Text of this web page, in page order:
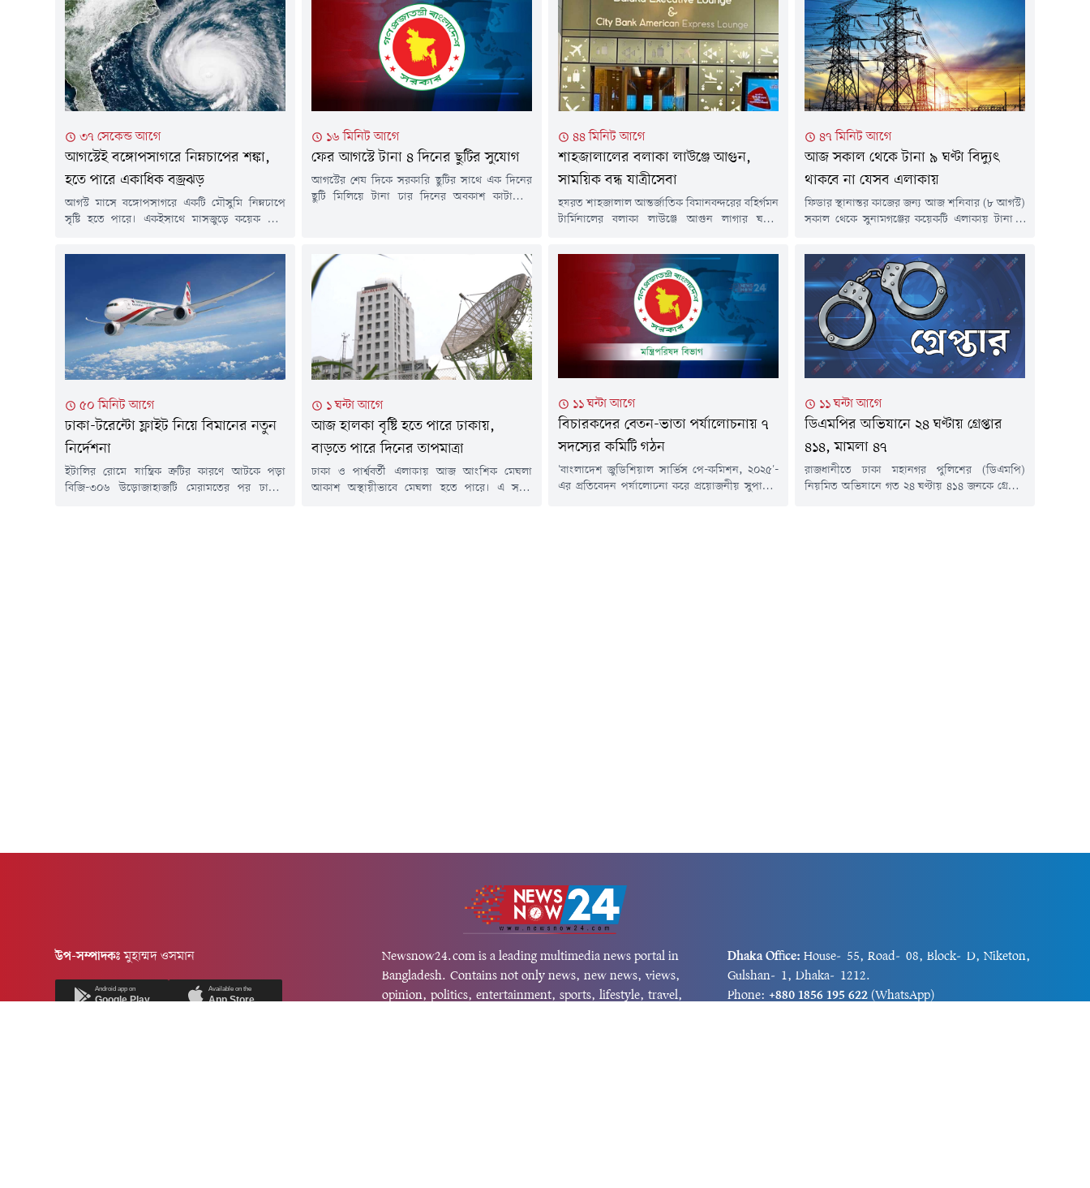
৩৭ সেকেন্ড আগে
আগস্টেই বঙ্গোপসাগরে নিম্নচাপের শঙ্কা,
হতে পারে একাধিক বজ্রঝড়
আগস্ট মাসে বঙ্গোপসাগরে একটি মৌসুমি নিম্নচাপে
সৃষ্টি হতে পারে। একইসাথে মাসজুড়ে কয়েক দফা
থেকে মাঝারি ধরনের তাপপ্রবাহ বয়ে যেতে পারে।
সম্প্রতি আগস্ট মাসের দীর্ঘমেয়াদি আবহাওয়ার
পূর্বাভাসে এমন তথ্য জানিয়েছে আবহাওয়া অধিদপ্তর।
পূর্বাভাসে বলা হয়েছে, আগস্টে দেশে সামগ্রিকভাবে
স্বাভাবিক বৃষ্টিপাত হতে পারে। এসময় বঙ্গোপসাগরে ১
থেকে ২টি...
১৬ মিনিট আগে
ফের আগস্টে টানা ৪ দিনের ছুটির সুযোগ
আগস্টের শেষ দিকে সরকারি ছুটির সাথে এক দিনের
ছুটি মিলিয়ে টানা চার দিনের অবকাশ কাটানোর
বৃহস্পতিবার এক দিনের ছুটি নিতে পারলে ২৮ ও ২৯
আগস্ট শুক্র ও শনিবারের সাপ্তাহিক ছুটির...
৪৪ মিনিট আগে
শাহজালালের বলাকা লাউঞ্জে আগুন,
সাময়িক বন্ধ যাত্রীসেবা
হযরত শাহজালাল আন্তর্জাতিক বিমানবন্দরের বহির্গমন
টার্মিনালের বলাকা লাউঞ্জে আগুন লাগার ঘটনা
আগুন লাগার পর মুহূর্তের মধ্যেই লাউঞ্জসহ
আশপাশের এলাকা ধোঁয়ায় আচ্ছন্ন হয়ে পড়ে।
প্রত্যক্ষদর্শীরা জানান, হঠাৎ করে লাউঞ্জের ভেতরে
ধোঁয়া দেখতে পান তারা। অল্প সময়ের মধ্যেই পুরো
এলাকায় ধোঁয়া ছড়িয়ে পড়লে সেখানে থাকা...
৪৭ মিনিট আগে
আজ সকাল থেকে টানা ৯ ঘণ্টা বিদ্যুৎ
থাকবে না যেসব এলাকায়
ফিডার স্থানান্তর কাজের জন্য আজ শনিবার (৮ আগস্ট)
সকাল থেকে সুনামগঞ্জের কয়েকটি এলাকায় টানা ৯
রাতে এক বিজ্ঞপ্তিতে এ তথ্য জানিয়েছে সুনামগঞ্জ
বিদ্যুৎ উন্নয়ন বোর্ডের বিক্রয় ও বিতরণ বিভাগ।এতে
বলা হয়, শনিবার সুনামগঞ্জ-সিলেট মহাসড়কের
ট্রাফিক পয়েন্ট থেকে হাছনরাজা তোরণ পর্যন্ত চার
লেনে উন্নীতকরণ কাজের...
৫০ মিনিট আগে
ঢাকা-টরেন্টো ফ্লাইট নিয়ে বিমানের নতুন
নির্দেশনা
ইটালির রোমে যান্ত্রিক ত্রুটির কারণে আটকে পড়া
বিজি-৩০৬ উড়োজাহাজটি মেরামতের পর ঢাকায়
১ ঘন্টা আগে
আজ হালকা বৃষ্টি হতে পারে ঢাকায়,
বাড়তে পারে দিনের তাপমাত্রা
ঢাকা ও পার্শ্ববর্তী এলাকায় আজ আংশিক মেঘলা
আকাশ অস্থায়ীভাবে মেঘলা হতে পারে। এ সময়
১১ ঘন্টা আগে
বিচারকদের বেতন-ভাতা পর্যালোচনায় ৭
সদস্যের কমিটি গঠন
'বাংলাদেশ জুডিশিয়াল সার্ভিস পে-কমিশন, ২০২৫'-
এর প্রতিবেদন পর্যালোচনা করে প্রয়োজনীয় সুপারিশ
১১ ঘন্টা আগে
ডিএমপির অভিযানে ২৪ ঘণ্টায় গ্রেপ্তার
৪১৪, মামলা ৪৭
রাজধানীতে ঢাকা মহানগর পুলিশের (ডিএমপি)
নিয়মিত অভিযানে গত ২৪ ঘণ্টায় ৪১৪ জনকে গ্রেপ্তার
উপ-সম্পাদকঃমুহাম্মদ ওসমান
Android app on
Google Play
Available on the
App Store
Newsnow24.com is a leading multimedia news portal in
Bangladesh. Contains not only news, new news, views,
opinion, politics, entertainment, sports, lifestyle, travel,
Dhaka Office: House-55, Road-08, Block-D, Niketon,
Gulshan-1, Dhaka-1212.
Phone: +880 1856 195 622 (WhatsApp)